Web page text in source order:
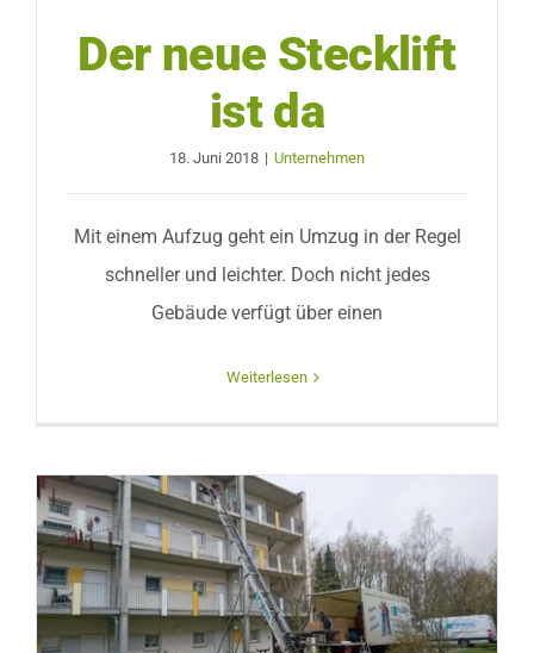
Der neue Stecklift
ist da
18. Juni 2018 | Unternehmen
Mit einem Aufzug geht ein Umzug in der Regel
schneller und leichter. Doch nicht jedes
Gebäude verfügt über einen
Weiterlesen